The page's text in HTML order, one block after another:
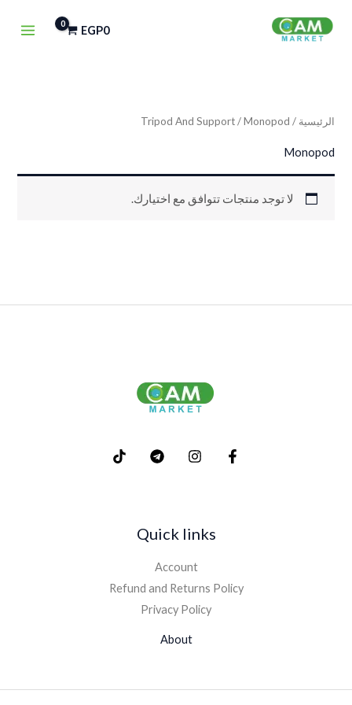
EGP0
الرئيسية /
Tripod And Support/ Monopod
Monopod
لا توجد منتجات تتوافق مع اختيارك.
Quick links
Account
Refund and Returns Policy
Privacy Policy
About